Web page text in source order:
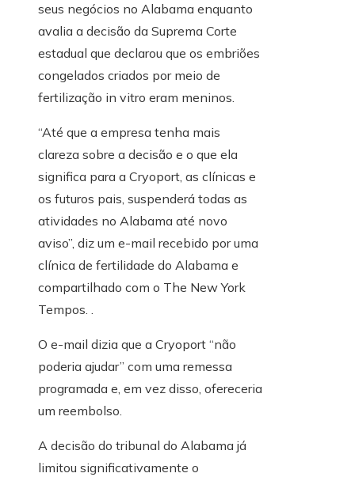
seus negócios no Alabama enquanto
avalia a decisão da Suprema Corte
estadual que declarou que os embriões
congelados criados por meio de
fertilização in vitro eram meninos.
“Até que a empresa tenha mais
clareza sobre a decisão e o que ela
significa para a Cryoport, as clínicas e
os futuros pais, suspenderá todas as
atividades no Alabama até novo
aviso”, diz um e-mail recebido por uma
clínica de fertilidade do Alabama e
compartilhado com o The New York
Tempos. .
O e-mail dizia que a Cryoport “não
poderia ajudar” com uma remessa
programada e, em vez disso, ofereceria
um reembolso.
A decisão do tribunal do Alabama já
limitou significativamente o